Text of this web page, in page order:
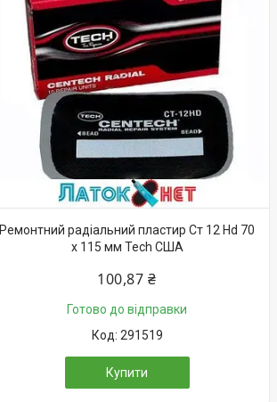
Ремонтний радіальний пластир Ст 12 Hd 70
х 115 мм Tech США
100,87 ₴
Готово до відправки
291519
Купити